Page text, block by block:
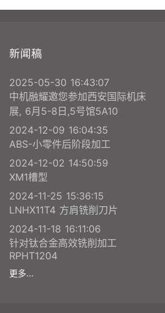
新闻稿
2025-05-30 16:43:07
中机融耀邀您参加西安国际机床
展, 6月5-8日,5号馆5A10
2024-12-09 16:04:35
ABS-小零件后阶段加工
2024-12-02 14:50:59
XM1槽型
2024-11-25 15:36:15
LNHX11T4 方肩铣削刀片
2024-11-18 16:11:06
针对钛合金高效铣削加工
RPHT1204
更多...